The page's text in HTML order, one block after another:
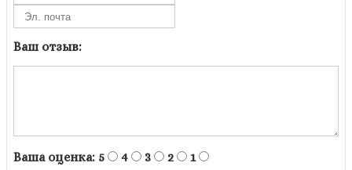
Ваш отзыв:
Ваша оценка: 5 4 3 2 1